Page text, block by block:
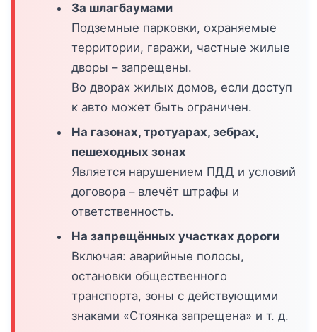
За шлагбаумами
Подземные парковки, охраняемые
территории, гаражи, частные жилые
дворы – запрещены.
Во дворах жилых домов, если доступ
к авто может быть ограничен.
На газонах, тротуарах, зебрах,
пешеходных зонах
Является нарушением ПДД и условий
договора – влечёт штрафы и
ответственность.
На запрещённых участках дороги
Включая: аварийные полосы,
остановки общественного
транспорта, зоны с действующими
знаками «Стоянка запрещена» и т. д.